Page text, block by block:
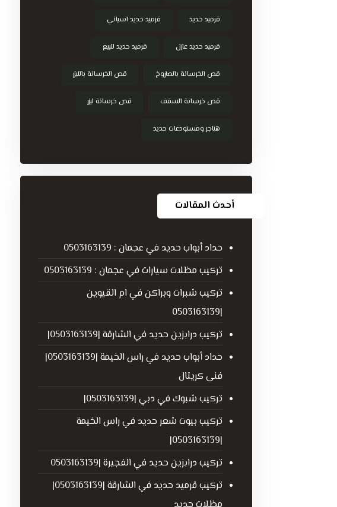
قرميد حديد قرميد حديد اسباني
قرميد حديد عازل قرميد حديد للبيع
قص الخرسانة بالصاروخ قص الخرسانة بالليزر
قص خرسانة السقف قص خرسانة ليزر
هناجر ومستودعات حديد
أحدث المقالات
حداد أبواب حديد في عجمان : 0503163139
تركيب مظلات سيارات في عجمان : 0503163139
تركيب شبرات وبراكن في ام القيوين
|0503163139
تركيب درابزين حديد في الشارقة |0503163139|
حداد أبواب حديد في راس الخيمة |0503163139|
فنى كريتال
تركيب شبوك في دبي |0503163139|
تركيب بيوت شعر حديد في راس الخيمة
|0503163139|
تركيب درابزين حديد في الفجيرة |0503163139
تركيب قرميد حديد في الشارقة |0503163139|